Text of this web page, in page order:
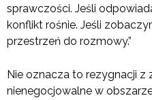
sprawczości. Jeśli
konflikt rośnie. Jeśli
przestrzeń do rozmowy.”
Nie oznacza to rezygnacji z
nienegocjowalne w